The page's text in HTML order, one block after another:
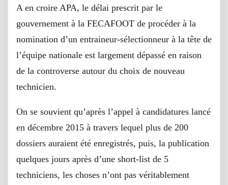
A en croire APA, le délai prescrit par le
gouvernement à la FECAFOOT de procéder à la
nomination d’un entraineur-sélectionneur à la tête de
l’équipe nationale est largement dépassé en raison
de la controverse autour du choix de nouveau
technicien.
On se souvient qu’après l’appel à candidatures lancé
en décembre 2015 à travers lequel plus de 200
dossiers auraient été enregistrés, puis, la publication
quelques jours après d’une short-list de 5
techniciens, les choses n’ont pas véritablement